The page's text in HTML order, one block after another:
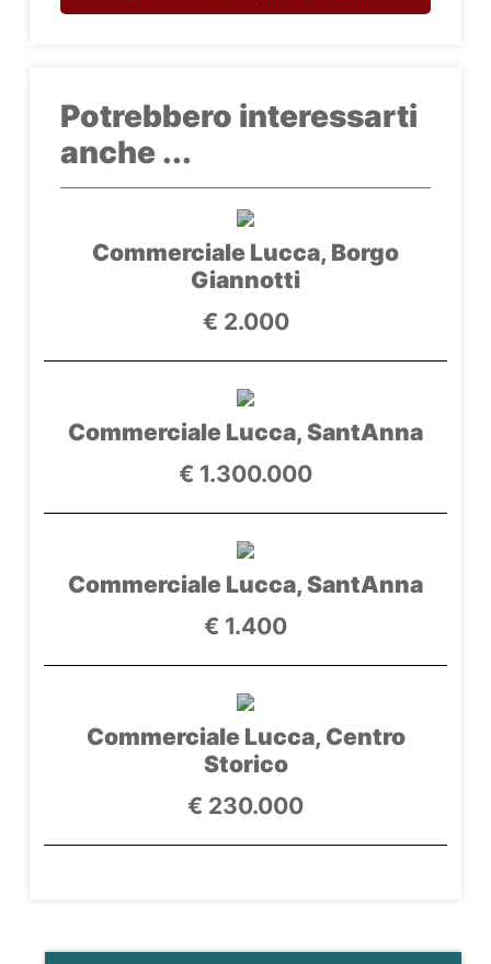
Potrebbero interessarti
anche ...
Commerciale Lucca, Borgo
Giannotti
€ 2.000
Commerciale Lucca, SantAnna
€ 1.300.000
Commerciale Lucca, SantAnna
€ 1.400
Commerciale Lucca, Centro
Storico
€ 230.000